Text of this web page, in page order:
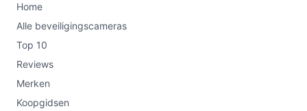
Home
Alle beveiligingscameras
Top 10
Reviews
Merken
Koopgidsen